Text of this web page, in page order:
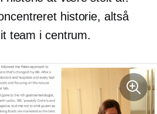
historie, altså
team i centrum.